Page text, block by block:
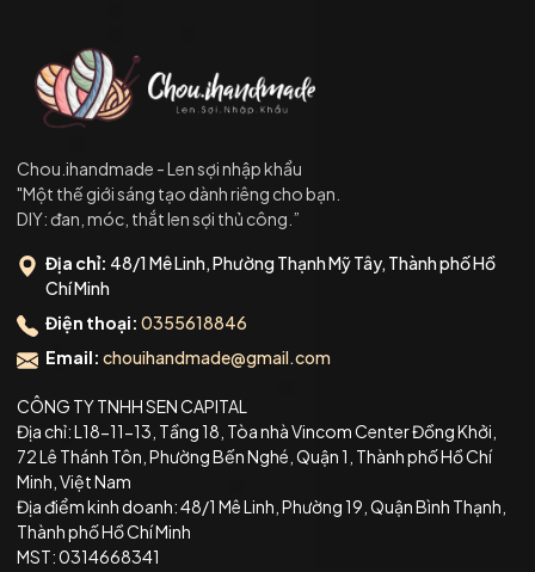
Chou.ihandmade - Len sợi nhập khẩu
"Một thế giới sáng tạo dành riêng cho bạn.
DIY: đan, móc, thắt len sợi thủ công.”
Địa chỉ: 48/1 Mê Linh, Phường Thạnh Mỹ Tây, Thành phố Hồ
Chí Minh
Điện thoại: 0355618846
Email: chouihandmade@gmail.com
CÔNG TY TNHH SEN CAPITAL
Địa chỉ: L18-11-13, Tầng 18, Tòa nhà Vincom Center Đồng Khởi,
72 Lê Thánh Tôn, Phường Bến Nghé, Quận 1, Thành phố Hồ Chí
Minh, Việt Nam
Địa điểm kinh doanh: 48/1 Mê Linh, Phường 19, Quận Bình Thạnh,
Thành phố Hồ Chí Minh
MST: 0314668341